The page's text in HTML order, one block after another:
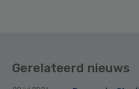
Gerelateerd nieuws